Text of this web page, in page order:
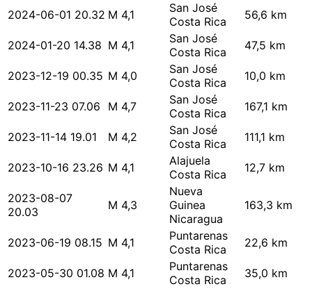
2024-06-01 20.32 M 4,1
San José
Costa Rica
56,6 km
2024-01-20 14.38 M 4,1
San José
Costa Rica
47,5 km
2023-12-19 00.35 M 4,0
San José
Costa Rica
10,0 km
2023-11-23 07.06 M 4,7
San José
Costa Rica
167,1 km
2023-11-14 19.01 M 4,2
San José
Costa Rica
111,1 km
2023-10-16 23.26 M 4,1
Alajuela
Costa Rica
12,7 km
2023-08-07
20.03
M 4,3
Nueva
Guinea
Nicaragua
163,3 km
2023-06-19 08.15 M 4,1
Puntarenas
Costa Rica
22,6 km
2023-05-30 01.08 M 4,1
Puntarenas
Costa Rica
35,0 km